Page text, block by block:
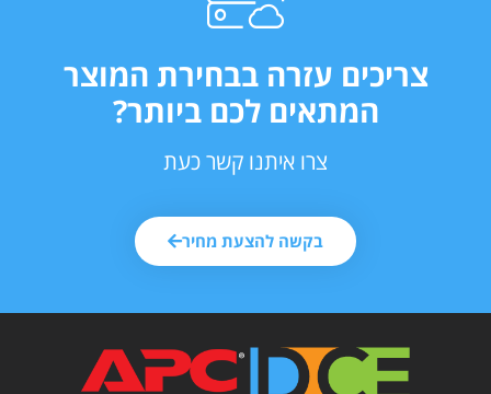
צריכים עזרה בבחירת המוצר
המתאים לכם ביותר?
צרו איתנו קשר כעת
בקשה להצעת מחיר